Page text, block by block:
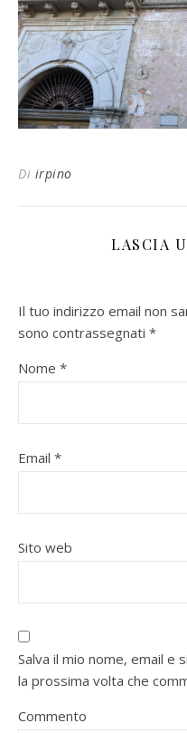
Di irpino
LASCIA
Il tuo indirizzo email non
sono contrassegnati *
Nome *
Email *
Sito web
Salva il mio nome, email
la prossima volta che
Commento